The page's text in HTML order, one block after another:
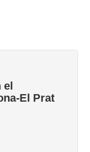
el
El Prat